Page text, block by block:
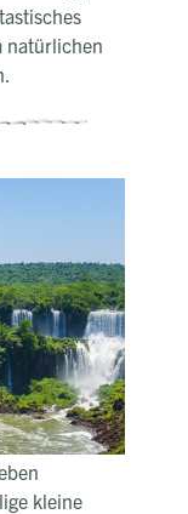
natürlichen
alles grün.
Spalte. Der
weit
dem
der größten
kleine